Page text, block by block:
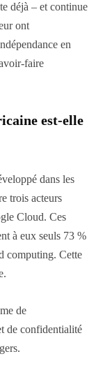
déjà – et continue
ont
en
faire
est-elle
dans les
trois acteurs
Cloud. Ces
à eux seuls 73 %
computing. Cette
de
de confidentialité